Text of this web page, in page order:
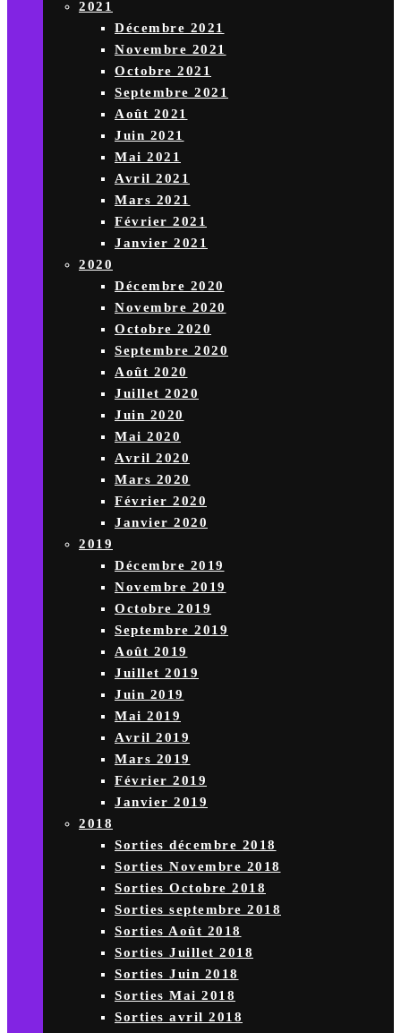
2021
Décembre 2021
Novembre 2021
Octobre 2021
Septembre 2021
Août 2021
Juin 2021
Mai 2021
Avril 2021
Mars 2021
Février 2021
Janvier 2021
2020
Décembre 2020
Novembre 2020
Octobre 2020
Septembre 2020
Août 2020
Juillet 2020
Juin 2020
Mai 2020
Avril 2020
Mars 2020
Février 2020
Janvier 2020
2019
Décembre 2019
Novembre 2019
Octobre 2019
Septembre 2019
Août 2019
Juillet 2019
Juin 2019
Mai 2019
Avril 2019
Mars 2019
Février 2019
Janvier 2019
2018
Sorties décembre 2018
Sorties Novembre 2018
Sorties Octobre 2018
Sorties septembre 2018
Sorties Août 2018
Sorties Juillet 2018
Sorties Juin 2018
Sorties Mai 2018
Sorties avril 2018